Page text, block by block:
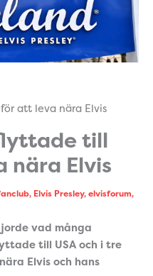
att leva nära Elvis
till
nära Elvis
, Elvis Presley,elvisforum,
vad många
till USA och i tre
Elvis och hans